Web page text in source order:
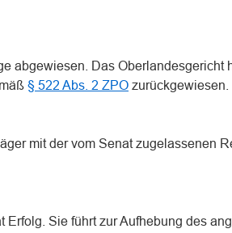
abgewiesen. Das Oberlandesgericht
§ 522 Abs. 2 ZPO zurückgewiesen.
mit der vom Senat zugelassenen
Erfolg. Sie führt zur Aufhebung des